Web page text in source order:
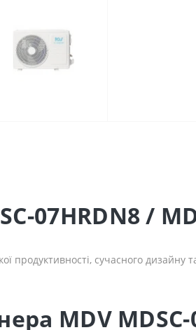
07HRDN8 /
продуктивності, сучасного
MDV